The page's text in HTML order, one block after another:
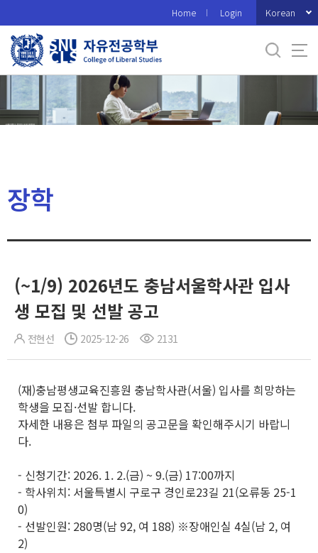
로
메
Home Login Korean
장학
(~1/9) 2026년도 충남서울학사관 입사
생 모집 및 선발 공고
전현선 2025-12-26 2131
(재)충남평생교육진흥원 충남학사관(서울) 입사를 희망하는
학생을 모집·선발 합니다.
자세한 내용은 첨부 파일의 공고문을 확인해주시기 바랍니
다.
- 신청기간: 2026. 1. 2.(금) ~ 9.(금) 17:00까지
- 학사위치: 서울특별시 구로구 경인로23길 21(오류동 25-1
0)
- 선발인원: 280명(남 92, 여 188) ※장애인실 4실(남 2, 여
2)